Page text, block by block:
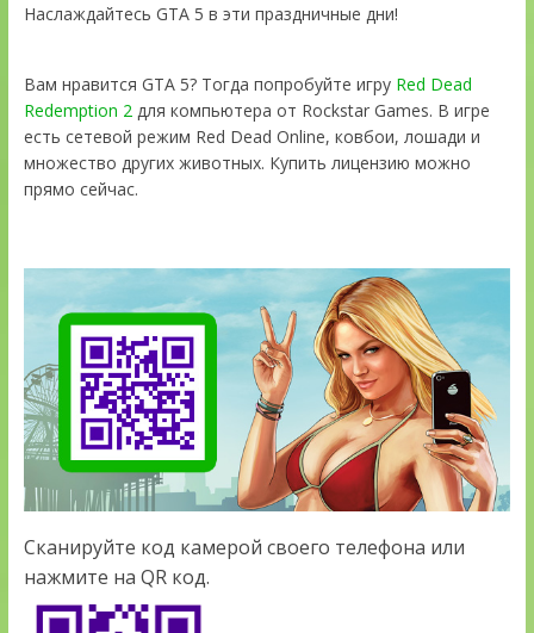
Наслаждайтесь GTA 5 в эти праздничные дни!
Вам нравится GTA 5? Тогда попробуйте игру Red Dead
Redemption 2для компьютера от Rockstar Games. В игре
есть сетевой режим Red Dead Online, ковбои, лошади и
множество других животных. Купить лицензию можно
прямо сейчас.
Сканируйте код камерой своего телефона или
нажмите на QR код.